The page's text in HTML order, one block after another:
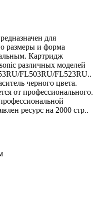
для
размеры и форма
Картридж
различных моделей
FL503RU/FL523RU..
черного цвета.
от профессионального.
ресурс на 2000 стр..